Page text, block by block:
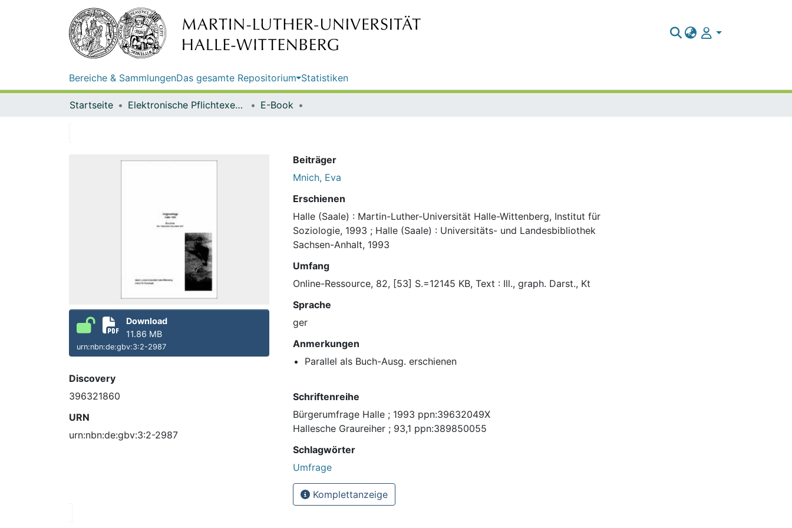
Bereiche & SammlungenDas gesamte Repositorium Statistiken
Startseite Elektronische Pflichtexemplare E-Book
Download
11.86 MB
urn:nbn:de:gbv:3:2-2987
Discovery
396321860
URN
urn:nbn:de:gbv:3:2-2987
Beiträger
Mnich, Eva
Erschienen
Halle (Saale) : Martin-Luther-Universität Halle-Wittenberg, Institut für
Soziologie, 1993 ; Halle (Saale) : Universitäts- und Landesbibliothek
Sachsen-Anhalt, 1993
Umfang
Online-Ressource, 82, [53] S.=12145 KB, Text : Ill., graph. Darst., Kt
Sprache
ger
Anmerkungen
Parallel als Buch-Ausg. erschienen
Schriftenreihe
Bürgerumfrage Halle ; 1993 ppn:39632049X
Hallesche Graureiher ; 93,1 ppn:389850055
Schlagwörter
Umfrage
Komplettanzeige